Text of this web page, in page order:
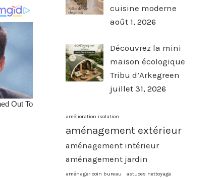
cuisine moderne
août 1, 2026
Découvrez la mini
maison écologique
Tribu d’Arkegreen
juillet 31, 2026
amélioration isolation
aménagement extérieur
aménagement intérieur
aménagement jardin
aménager coin bureau astuces nettoyage